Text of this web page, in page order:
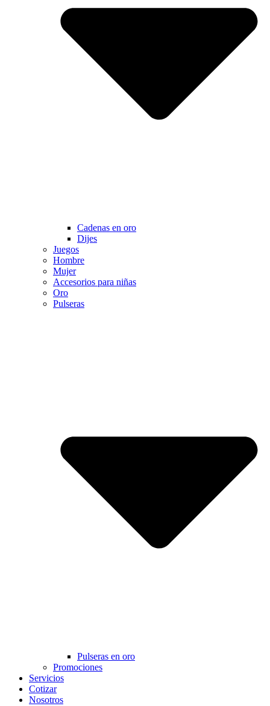
Cadenas en oro
Dijes
Juegos
Hombre
Mujer
Accesorios para niñas
Oro
Pulseras
Pulseras en oro
Promociones
Servicios
Cotizar
Nosotros